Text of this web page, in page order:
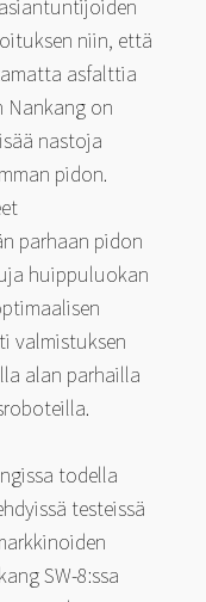
niin, että
asfalttia
Nankang on
nastoja
pidon.
parhaan pidon
huippuluokan
valmistuksen
alan parhailla
todella
testeissä
SW-8:ssa